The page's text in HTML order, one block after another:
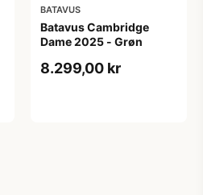
BATAVUS
Batavus Cambridge
Dame 2025 - Grøn
8.299,00 kr